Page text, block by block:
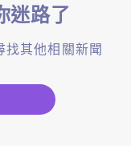
迷路了
其他相關新聞